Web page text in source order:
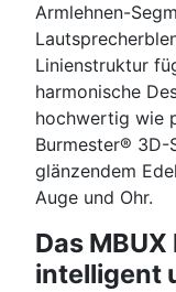
Armlehnen-
Linienstruktur
harmonische
hochwertig wie
Burmester® 3D-
glänzendem
Auge und Ohr.
Das
intelligent